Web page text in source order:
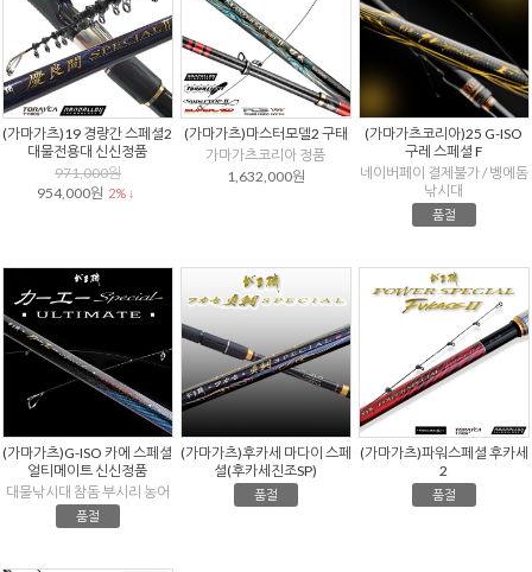
(가마가츠)19 경량간 스페셜2
대물전용대 신신정품
971,000원
954,000원 2% ↓
(가마가츠)마스터모델2 구태
가마가츠코리아 정품
1,632,000원
(가마가츠코리아)25 G-ISO
구레 스페셜 F
네이버페이 결제불가 / 벵에돔
낚시대
품절
(가마가츠)G-ISO 카에 스페셜
얼티메이트 신신정품
대물낚시대 참돔 부시리 농어
품절
(가마가츠)후카세 마다이 스페
셜(후카세진조SP)
품절
(가마가츠)파워스페셜 후카세
2
품절